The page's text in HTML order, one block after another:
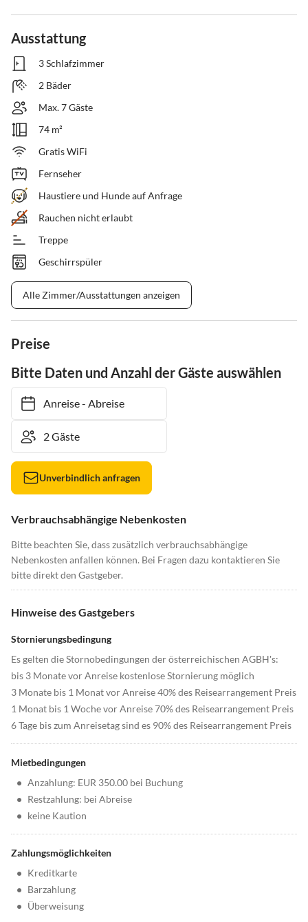
Ausstattung
3 Schlafzimmer
2 Bäder
Max. 7 Gäste
74 m²
Gratis WiFi
Fernseher
Haustiere und Hunde auf Anfrage
Rauchen nicht erlaubt
Treppe
Geschirrspüler
Alle Zimmer/Ausstattungen anzeigen
Preise
Bitte Daten und Anzahl der Gäste auswählen
Anreise- Abreise
Unverbindlich anfragen
Verbrauchsabhängige Nebenkosten
Bitte beachten Sie, dass zusätzlich verbrauchsabhängige
Nebenkosten anfallen können. Bei Fragen dazu kontaktieren Sie
bitte direkt den Gastgeber.
Hinweise des Gastgebers
Stornierungsbedingung
Es gelten die Stornobedingungen der österreichischen AGBH's:
bis 3 Monate vor Anreise kostenlose Stornierung möglich
3 Monate bis 1 Monat vor Anreise 40% des Reisearrangement Preis
1 Monat bis 1 Woche vor Anreise 70% des Reisearrangement Preis
6 Tage bis zum Anreisetag sind es 90% des Reisearrangement Preis
Mietbedingungen
• Anzahlung: EUR 350.00 bei Buchung
• Restzahlung: bei Abreise
• keine Kaution
Zahlungsmöglichkeiten
• Kreditkarte
• Barzahlung
• Überweisung